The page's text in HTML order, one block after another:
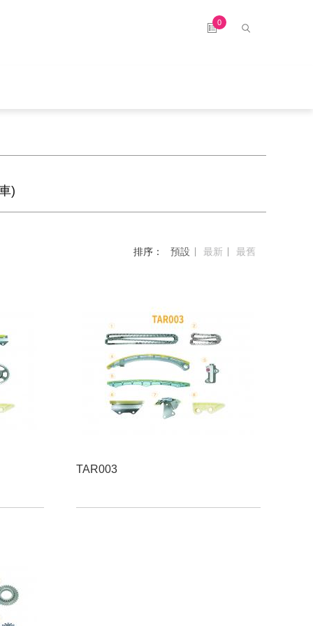
0
)
排序： 預設 最新 最舊
TAR003